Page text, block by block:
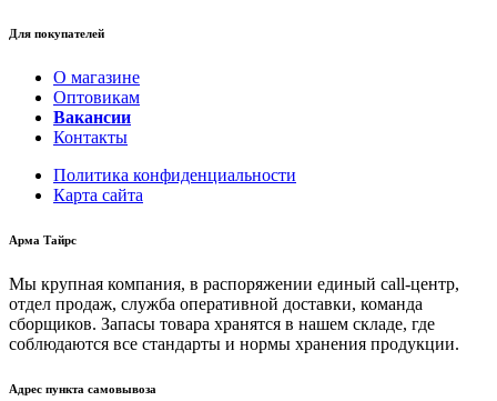
Для покупателей
О магазине
Оптовикам
Вакансии
Контакты
Политика конфиденциальности
Карта сайта
Арма Тайрс
Мы крупная компания, в распоряжении единый call-центр,
отдел продаж, служба оперативной доставки, команда
сборщиков. Запасы товара хранятся в нашем складе, где
соблюдаются все стандарты и нормы хранения продукции.
Адрес пункта самовывоза